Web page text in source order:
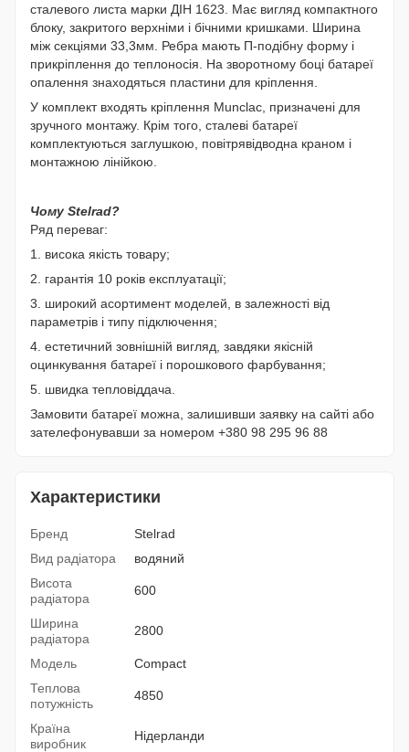
сталевого листа марки ДІН 1623. Має вигляд компактного
блоку, закритого верхніми і бічними кришками. Ширина
між секціями 33,3мм. Ребра мають П-подібну форму і
прикріплення до теплоносія. На зворотному боці батареї
опалення знаходяться пластини для кріплення.
У комплект входять кріплення Munclac, призначені для
зручного монтажу. Крім того, сталеві батареї
комплектуються заглушкою, повітрявідводна краном і
монтажною лінійкою.
Чому Stelrad?
Ряд переваг:
1. висока якість товару;
2. гарантія 10 років експлуатації;
3. широкий асортимент моделей, в залежності від
параметрів і типу підключення;
4. естетичний зовнішній вигляд, завдяки якісній
оцинкування батареї і порошкового фарбування;
5. швидка тепловіддача.
Замовити батареї можна, залишивши заявку на сайті або
зателефонувавши за номером +380 98 295 96 88
Характеристики
Бренд
Stelrad
Вид радіатора
водяний
Висота
радіатора
600
Ширина
радіатора
2800
Модель
Compact
Теплова
потужність
4850
Країна
виробник
Нідерланди